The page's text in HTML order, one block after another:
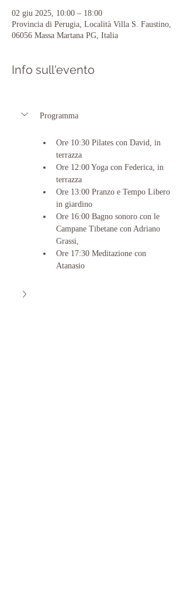
02 giu 2025, 10:00 – 18:00
Provincia di Perugia, Località Villa S. Faustino,
06056 Massa Martana PG, Italia
Info sull'evento
Programma
Ore 10:30 Pilates con David, in
terrazza
Ore 12:00 Yoga con Federica, in
terrazza
Ore 13:00 Pranzo e Tempo Libero
in giardino
Ore 16:00 Bagno sonoro con le
Campane Tibetane con Adriano
Grassi,
Ore 17:30 Meditazione con
Atanasio